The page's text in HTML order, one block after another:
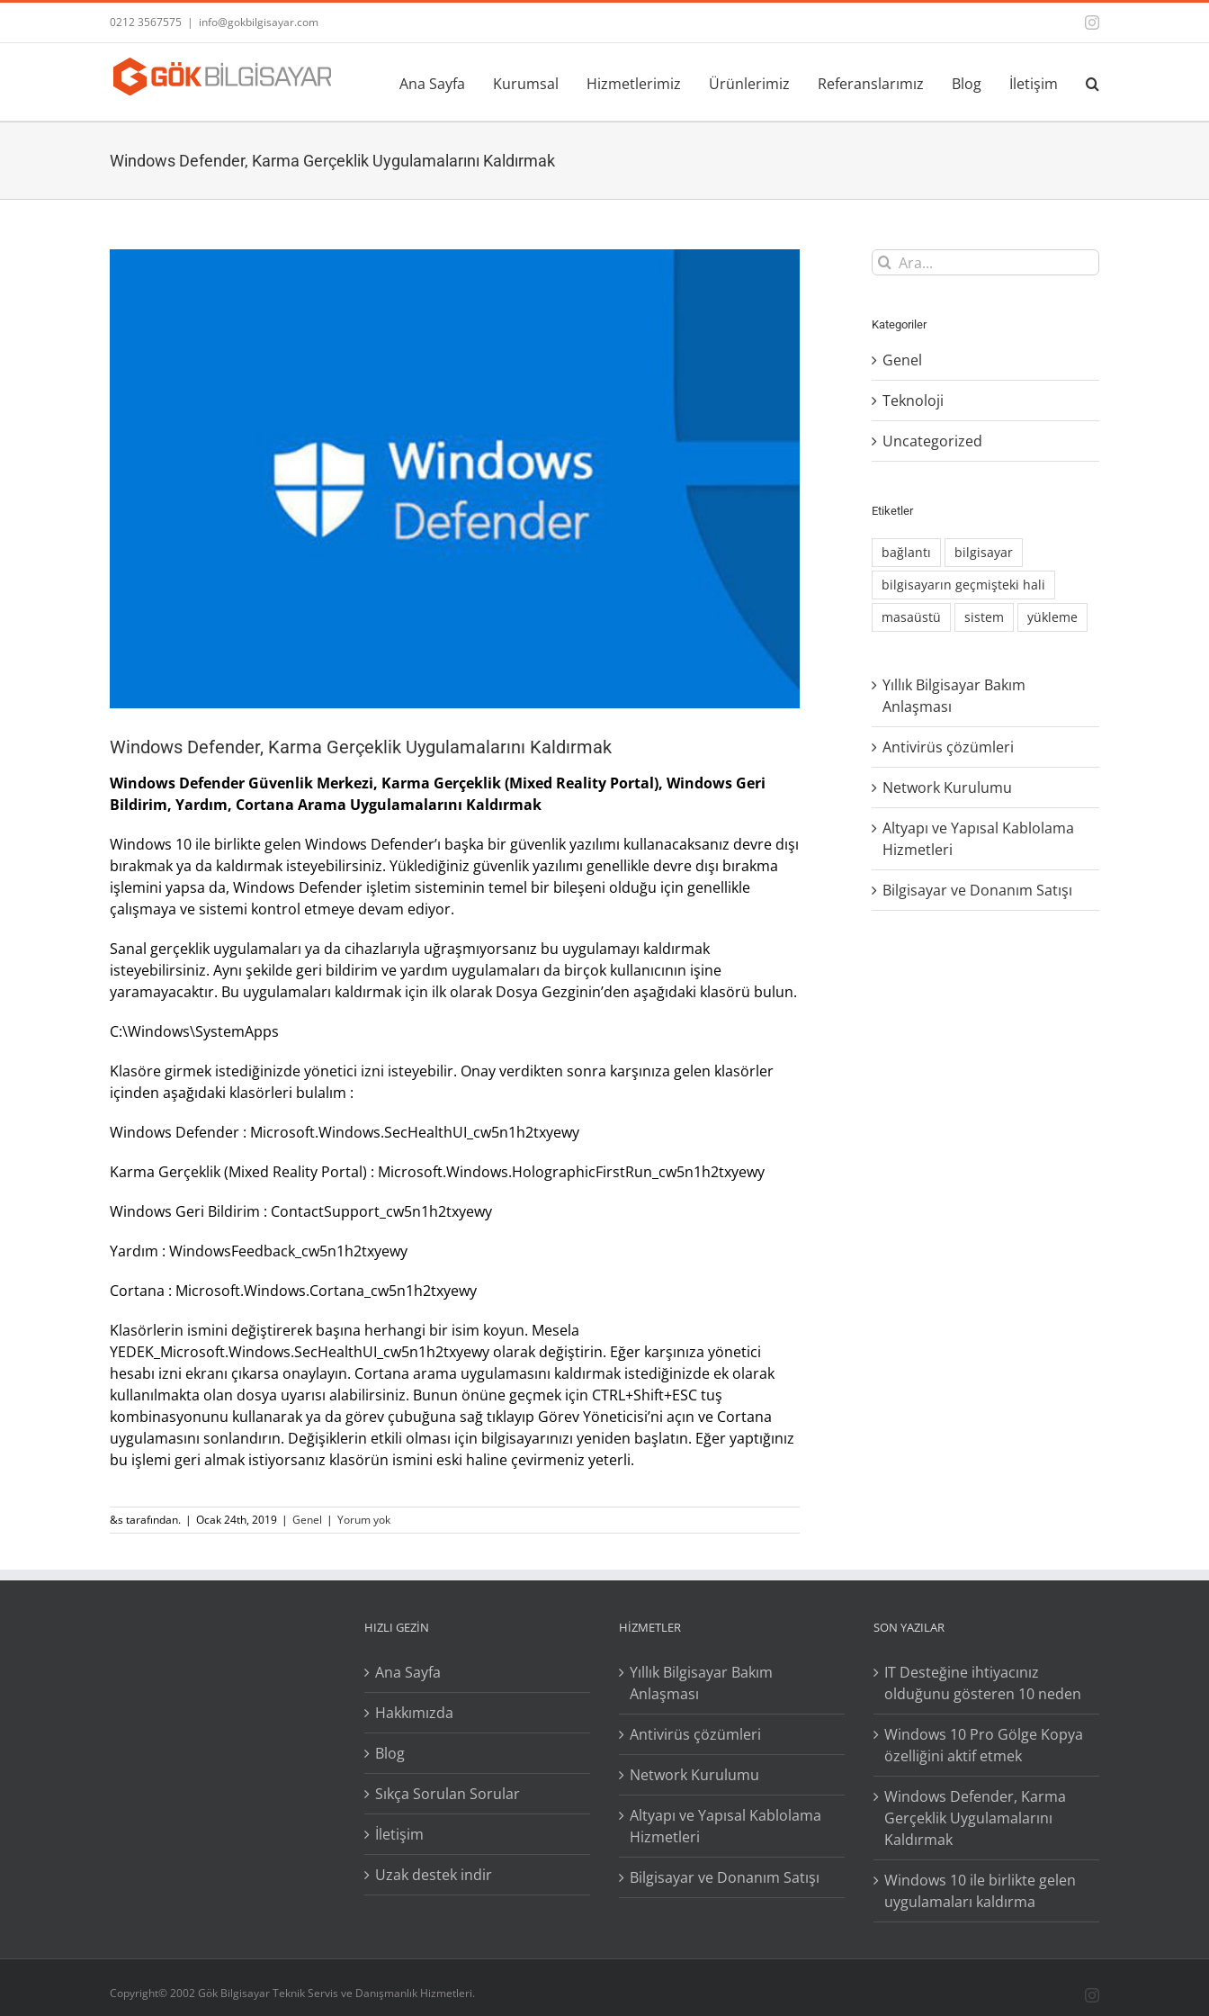
0212 3567575 | info@gokbilgisayar.com Instagram
Ana Sayfa Kurumsal Hizmetlerimiz Ürünlerimiz Referanslarımız Blog İletişim
Windows Defender, Karma Gerçeklik Uygulamalarını Kaldırmak
Windows Defender, Karma Gerçeklik Uygulamalarını Kaldırmak
Windows Defender Güvenlik Merkezi, Karma Gerçeklik (Mixed Reality Portal), Windows Geri
Bildirim, Yardım, Cortana Arama Uygulamalarını Kaldırmak
Windows 10 ile birlikte gelen Windows Defender’ı başka bir güvenlik yazılımı kullanacaksanız devre dışı
bırakmak ya da kaldırmak isteyebilirsiniz. Yüklediğiniz güvenlik yazılımı genellikle devre dışı bırakma
işlemini yapsa da, Windows Defender işletim sisteminin temel bir bileşeni olduğu için genellikle
çalışmaya ve sistemi kontrol etmeye devam ediyor.
Sanal gerçeklik uygulamaları ya da cihazlarıyla uğraşmıyorsanız bu uygulamayı kaldırmak
isteyebilirsiniz. Aynı şekilde geri bildirim ve yardım uygulamaları da birçok kullanıcının işine
yaramayacaktır. Bu uygulamaları kaldırmak için ilk olarak Dosya Gezginin’den aşağıdaki klasörü bulun.
C:\Windows\SystemApps
Klasöre girmek istediğinizde yönetici izni isteyebilir. Onay verdikten sonra karşınıza gelen klasörler
içinden aşağıdaki klasörleri bulalım :
Windows Defender : Microsoft.Windows.SecHealthUI_cw5n1h2txyewy
Karma Gerçeklik (Mixed Reality Portal) : Microsoft.Windows.HolographicFirstRun_cw5n1h2txyewy
Windows Geri Bildirim : ContactSupport_cw5n1h2txyewy
Yardım : WindowsFeedback_cw5n1h2txyewy
Cortana : Microsoft.Windows.Cortana_cw5n1h2txyewy
Klasörlerin ismini değiştirerek başına herhangi bir isim koyun. Mesela
YEDEK_Microsoft.Windows.SecHealthUI_cw5n1h2txyewy olarak değiştirin. Eğer karşınıza yönetici
hesabı izni ekranı çıkarsa onaylayın. Cortana arama uygulamasını kaldırmak istediğinizde ek olarak
kullanılmakta olan dosya uyarısı alabilirsiniz. Bunun önüne geçmek için CTRL+Shift+ESC tuş
kombinasyonunu kullanarak ya da görev çubuğuna sağ tıklayıp Görev Yöneticisi’ni açın ve Cortana
uygulamasını sonlandırın. Değişiklerin etkili olması için bilgisayarınızı yeniden başlatın. Eğer yaptığınız
bu işlemi geri almak istiyorsanız klasörün ismini eski haline çevirmeniz yeterli.
&s tarafından. | Ocak 24th, 2019 | Genel | Yorum yok
Ara:
Kategoriler
Genel
Teknoloji
Uncategorized
Etiketler
bağlantı
bilgisayar
bilgisayarın geçmişteki hali
masaüstü
sistem yükleme
Yıllık Bilgisayar Bakım
Anlaşması
Antivirüs çözümleri
Network Kurulumu
Altyapı ve Yapısal Kablolama
Hizmetleri
Bilgisayar ve Donanım Satışı
HIZLI GEZİN
Ana Sayfa
Hakkımızda
Blog
Sıkça Sorulan Sorular
İletişim
Uzak destek indir
HIZMETLER
Yıllık Bilgisayar Bakım
Anlaşması
Antivirüs çözümleri
Network Kurulumu
Altyapı ve Yapısal Kablolama
Hizmetleri
Bilgisayar ve Donanım Satışı
SON YAZILAR
IT Desteğine ihtiyacınız
olduğunu gösteren 10 neden
Windows 10 Pro Gölge Kopya
özelliğini aktif etmek
Windows Defender, Karma
Gerçeklik Uygulamalarını
Kaldırmak
Windows 10 ile birlikte gelen
uygulamaları kaldırma
Copyright© 2002 Gök Bilgisayar Teknik Servis ve Danışmanlık Hizmetleri. Instagram